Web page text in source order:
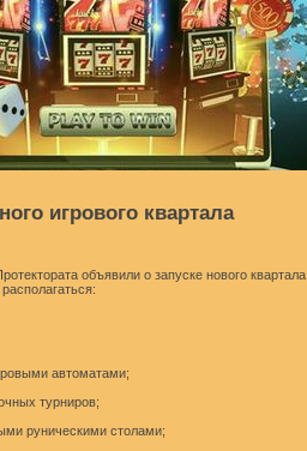
игрового квартала
объявили о запуске нового квартала
автоматами;
турниров;
руническими столами;